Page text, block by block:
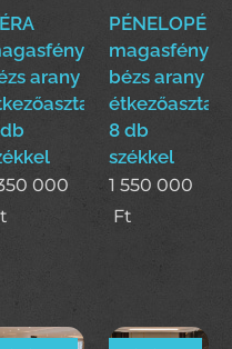
arany
000
PÉNELOPÉ
magasfényű
bézs arany
étkezőasztal
8 db
székkel
1 550 000
Ft